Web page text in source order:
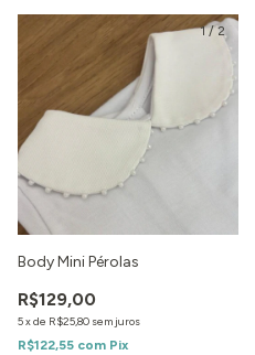
1/2
Body Mini Pérolas
R$129,00
5xde R$25,80 sem juros
R$122,55 com Pix